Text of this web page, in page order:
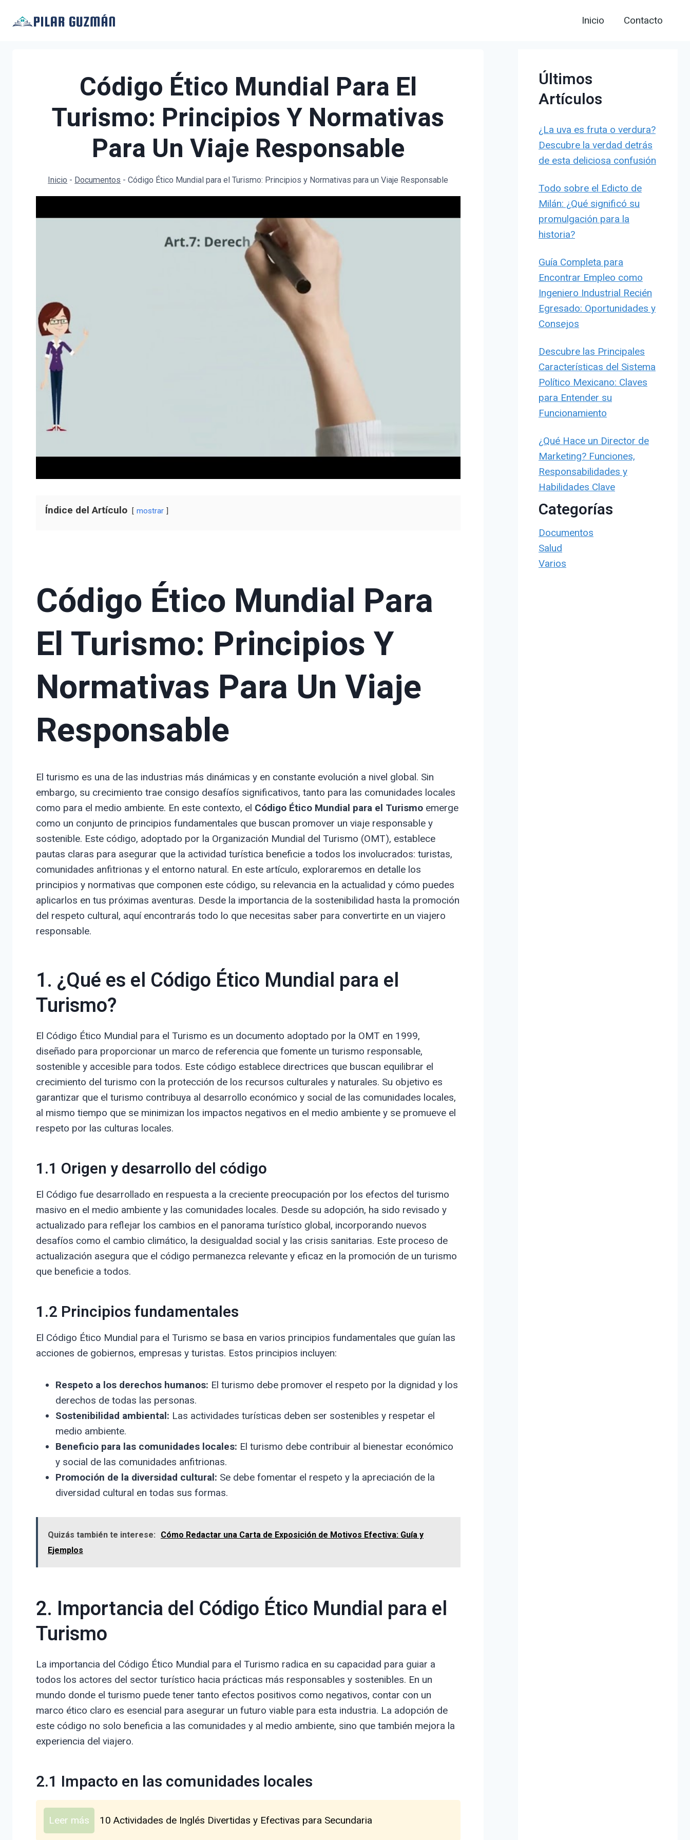
Inicio Contacto
Código Ético Mundial Para El
Turismo: Principios Y Normativas
Para Un Viaje Responsable
Inicio - Documentos -Código Ético Mundial para el Turismo: Principios y Normativas para un Viaje Responsable
Índice del Artículo mostrar
Código Ético Mundial Para
El Turismo: Principios Y
Normativas Para Un Viaje
Responsable
El turismo es una de las industrias más dinámicas y en constante evolución a nivel global. Sin
embargo, su crecimiento trae consigo desafíos significativos, tanto para las comunidades locales
como para el medio ambiente. En este contexto, el Código Ético Mundial para el Turismoemerge
como un conjunto de principios fundamentales que buscan promover un viaje responsable y
sostenible. Este código, adoptado por la Organización Mundial del Turismo (OMT), establece
pautas claras para asegurar que la actividad turística beneficie a todos los involucrados: turistas,
comunidades anfitrionas y el entorno natural. En este artículo, exploraremos en detalle los
principios y normativas que componen este código, su relevancia en la actualidad y cómo puedes
aplicarlos en tus próximas aventuras. Desde la importancia de la sostenibilidad hasta la promoción
del respeto cultural, aquí encontrarás todo lo que necesitas saber para convertirte en un viajero
responsable.
1. ¿Qué es el Código Ético Mundial para el
Turismo?
El Código Ético Mundial para el Turismo es un documento adoptado por la OMT en 1999,
diseñado para proporcionar un marco de referencia que fomente un turismo responsable,
sostenible y accesible para todos. Este código establece directrices que buscan equilibrar el
crecimiento del turismo con la protección de los recursos culturales y naturales. Su objetivo es
garantizar que el turismo contribuya al desarrollo económico y social de las comunidades locales,
al mismo tiempo que se minimizan los impactos negativos en el medio ambiente y se promueve el
respeto por las culturas locales.
1.1 Origen y desarrollo del código
El Código fue desarrollado en respuesta a la creciente preocupación por los efectos del turismo
masivo en el medio ambiente y las comunidades locales. Desde su adopción, ha sido revisado y
actualizado para reflejar los cambios en el panorama turístico global, incorporando nuevos
desafíos como el cambio climático, la desigualdad social y las crisis sanitarias. Este proceso de
actualización asegura que el código permanezca relevante y eficaz en la promoción de un turismo
que beneficie a todos.
1.2 Principios fundamentales
El Código Ético Mundial para el Turismo se basa en varios principios fundamentales que guían las
acciones de gobiernos, empresas y turistas. Estos principios incluyen:
Respeto a los derechos humanos: El turismo debe promover el respeto por la dignidad y los
derechos de todas las personas.
Sostenibilidad ambiental: Las actividades turísticas deben ser sostenibles y respetar el
medio ambiente.
Beneficio para las comunidades locales: El turismo debe contribuir al bienestar económico
y social de las comunidades anfitrionas.
Promoción de la diversidad cultural: Se debe fomentar el respeto y la apreciación de la
diversidad cultural en todas sus formas.
Quizás también te interese:
Cómo Redactar una Carta de Exposición de Motivos Efectiva: Guía y
Ejemplos
2. Importancia del Código Ético Mundial para el
Turismo
La importancia del Código Ético Mundial para el Turismo radica en su capacidad para guiar a
todos los actores del sector turístico hacia prácticas más responsables y sostenibles. En un
mundo donde el turismo puede tener tanto efectos positivos como negativos, contar con un
marco ético claro es esencial para asegurar un futuro viable para esta industria. La adopción de
este código no solo beneficia a las comunidades y al medio ambiente, sino que también mejora la
experiencia del viajero.
2.1 Impacto en las comunidades locales
Leer más 10 Actividades de Inglés Divertidas y Efectivas para Secundaria
Últimos
Artículos
¿La uva es fruta o verdura?
Descubre la verdad detrás
de esta deliciosa confusión
Todo sobre el Edicto de
Milán: ¿Qué significó su
promulgación para la
historia?
Guía Completa para
Encontrar Empleo como
Ingeniero Industrial Recién
Egresado: Oportunidades y
Consejos
Descubre las Principales
Características del Sistema
Político Mexicano: Claves
para Entender su
Funcionamiento
¿Qué Hace un Director de
Marketing? Funciones,
Responsabilidades y
Habilidades Clave
Categorías
Documentos
Salud
Varios